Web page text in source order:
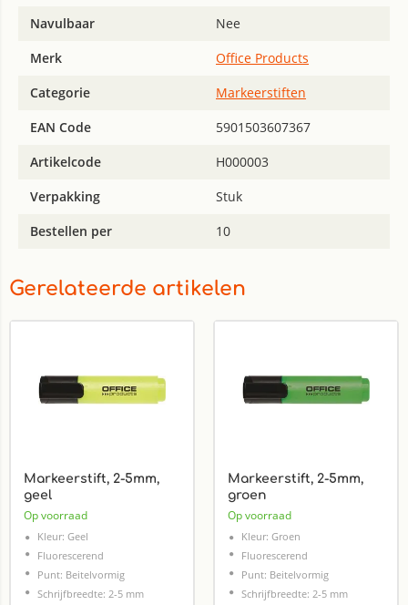
Navulbaar
Nee
Merk
Office Products
Categorie
Markeerstiften
EAN Code
5901503607367
Artikelcode
H000003
Verpakking
Stuk
Bestellen per
10
Gerelateerde artikelen
Markeerstift, 2-5mm,
geel
Op voorraad
Kleur: Geel
Fluorescerend
Punt: Beitelvormig
Schrijfbreedte: 2-5 mm
Markeerstift, 2-5mm,
groen
Op voorraad
Kleur: Groen
Fluorescerend
Punt: Beitelvormig
Schrijfbreedte: 2-5 mm